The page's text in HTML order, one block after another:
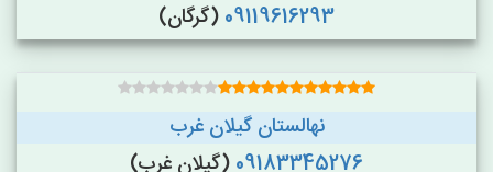
09119616293 (گرگان)
نهالستان گیلان غرب
09183345276 (گیلان غرب)